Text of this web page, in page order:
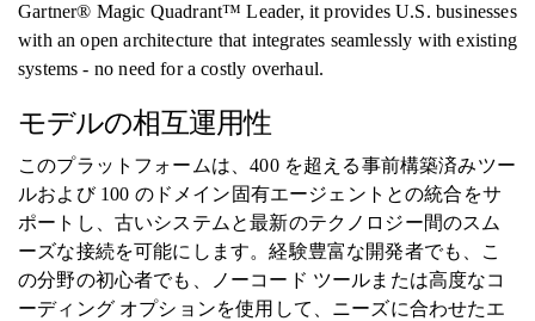
Gartner® Magic Quadrant™ Leader, it provides U.S. businesses
with an open architecture that integrates seamlessly with existing
systems - no need for a costly overhaul.
モデルの相互運用性
このプラットフォームは、400 を超える事前構築済みツー
ルおよび 100 のドメイン固有エージェントとの統合をサ
ポートし、古いシステムと最新のテクノロジー間のスム
ーズな接続を可能にします。経験豊富な開発者でも、こ
の分野の初心者でも、ノーコード ツールまたは高度なコ
ーディング オプションを使用して、ニーズに合わせたエ